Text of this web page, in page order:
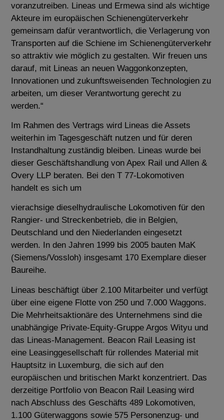
voranzutreiben. Lineas und Ermewa sind als wichtige
Akteure im europäischen Schienengüterverkehr
gemeinsam dafür verantwortlich, die Verlagerung von
Transporten auf die Schiene im Schienengüterverkehr
so attraktiv wie möglich zu gestalten. Wir freuen uns
darauf, mit Lineas an neuen Waggonkonzepten,
Innovationen und zukunftsweisenden Technologien zu
arbeiten, um dieser Verantwortung gerecht zu
werden.“
Im Rahmen des Vertrags wird Lineas die Assets
weiterhin im Tagesgeschäft nutzen und für deren
Instandhaltung zuständig bleiben. Lineas wurde bei
dieser Geschäftshandlung von Apex Rail und Allen &
Overy LLP beraten. Bei den T 77-Lokomotiven
handelt es sich um
vierachsige dieselhydraulische Lokomotiven für den
Rangier- und Streckenbetrieb, die in Belgien,
Deutschland und den Niederlanden eingesetzt
werden. In den Jahren 1999 bis 2005 bauten MaK
(Siemens/Vossloh) insgesamt 170 Exemplare dieser
Baureihe.
Lineas beschäftigt über 2.100 Mitarbeiter und verfügt
über eine eigene Flotte von 250 und 7.000 Waggons.
Die Mehrheitsaktionäre des Unternehmens sind die
unabhängige Private-Equity-Gruppe Argos Wityu und
das Lineas-Management. Beacon Rail Leasing ist
eine Leasinggesellschaft für rollendes Material mit
Hauptsitz in Luxemburg, die sich auf den
europäischen und britischen Markt konzentriert. Das
derzeitige Portfolio von Beacon Rail Leasing wird
nach Abschluss des Geschäfts 489 Lokomotiven,
1.100 Güterwaggons sowie 575 Personenzug- und